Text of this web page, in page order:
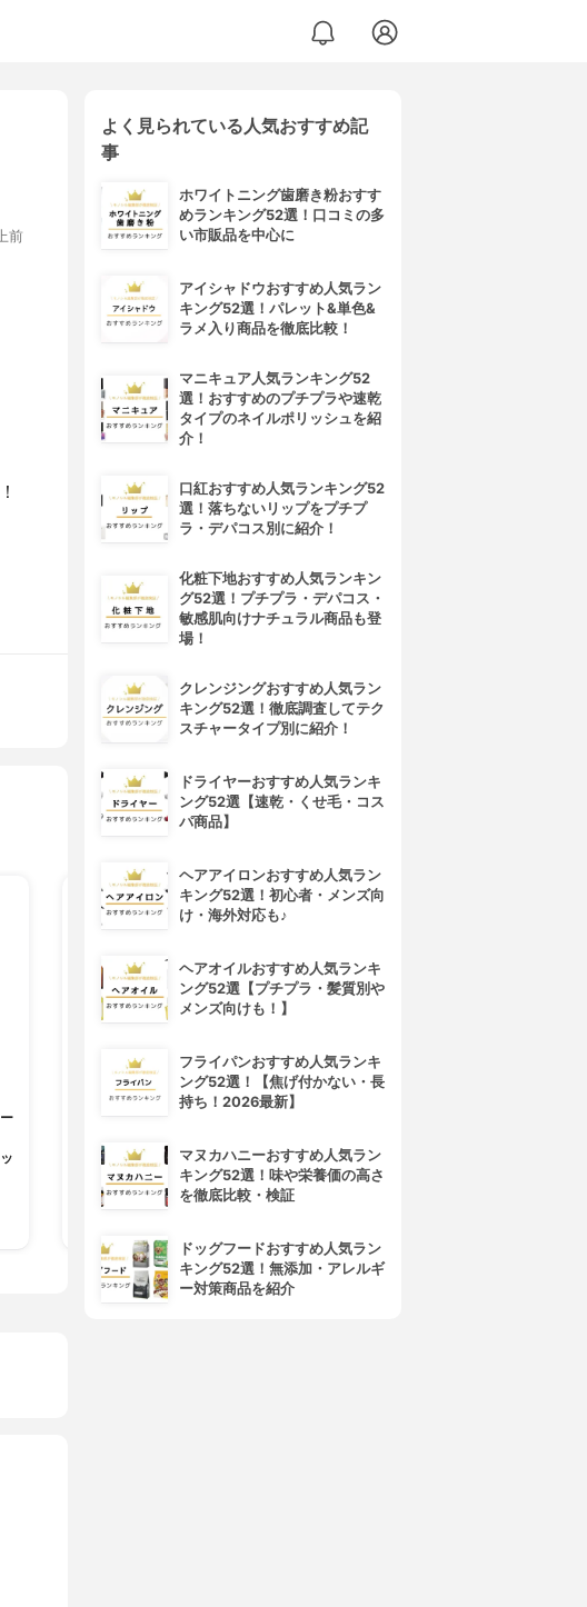
前
4位
ジェネシス スターターキット
3.62(8)
¥11,000
ソース v3 スターターキット
よく見られている人気おすすめ記
事
ホワイトニング歯磨き粉おすす
めランキング52選！口コミの多
い市販品を中心に
アイシャドウおすすめ人気ラン
キング52選！パレット&単色&
ラメ入り商品を徹底比較！
マニキュア人気ランキング52
選！おすすめのプチプラや速乾
タイプのネイルポリッシュを紹
介！
口紅おすすめ人気ランキング52
選！落ちないリップをプチプ
ラ・デパコス別に紹介！
化粧下地おすすめ人気ランキン
グ52選！プチプラ・デパコス・
敏感肌向けナチュラル商品も登
場！
クレンジングおすすめ人気ラン
キング52選！徹底調査してテク
スチャータイプ別に紹介！
ドライヤーおすすめ人気ランキ
ング52選【速乾・くせ毛・コス
パ商品】
ヘアアイロンおすすめ人気ラン
キング52選！初心者・メンズ向
け・海外対応も♪
ヘアオイルおすすめ人気ランキ
ング52選【プチプラ・髪質別や
メンズ向けも！】
フライパンおすすめ人気ランキ
ング52選！【焦げ付かない・長
持ち！2026最新】
マヌカハニーおすすめ人気ラン
キング52選！味や栄養価の高さ
を徹底比較・検証
ドッグフードおすすめ人気ラン
キング52選！無添加・アレルギ
ー対策商品を紹介